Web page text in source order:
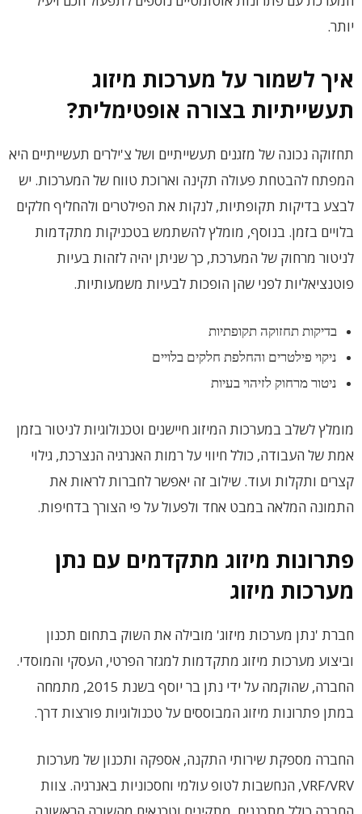
יותר.
איך לשמור על מערכות מיזוג
תעשייתיות בצורה אופטימלית?
תחזוקה נכונה של מזגנים תעשייתיים ושל צ'ילרים תעשייתיים היא
המפתח להבטחת פעולה תקינה וארוכת טווח של המערכות. יש
לבצע בדיקות תקופתיות, לנקות את הפילטרים ולהחליף חלקים
בלויים בזמן. בנוסף, מומלץ להשתמש בטכניקות מתקדמות
לניטור מרחוק של המערכת, כך שניתן יהיה לזהות בעיות
פוטנציאליות לפני שהן הופכות לבעיות משמעותיות.
בדיקות תחזוקה תקופתיות
ניקוי פילטרים והחלפת חלקים בלויים
ניטור מרחוק לזיהוי בעיות
מומלץ לשלב במערכות המיזוג חיישנים וטכנולוגיות לניטור בזמן
אמת של העבודה, כולל חיווי על רמות האנרגיה הנצרכת, גילוי
קצרים ותקלות ועוד. שילוב זה יאפשר לחברות לראות את
התמונה המלאה במבט אחד ולפעול על פי הצורך בדחיפות.
פתרונות מיזוג מתקדמים עם נתן
מערכות מיזוג
חברת 'נתן מערכות מיזוג' מובילה את השוק בתחום תכנון
וביצוע מערכות מיזוג מתקדמות למגזר הפרטי, העסקי והמוסדי.
החברה, שהוקמה על ידי נתן בר יוסף בשנת 2015, מתמחה
במתן פתרונות מיזוג המבוססים על טכנולוגיות פורצות דרך.
החברה מספקת שירותי התקנה, אספקה ותכנון של מערכות
VRF/VRV, הנחשבות לטופ עולמי וחסכוניות באנרגיה. צוות